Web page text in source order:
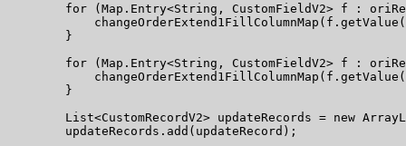
for (Map.Entry<String, CustomFieldV2> f :
        }
for (Map.Entry<String, CustomFieldV2> f :
        }
List<CustomRecordV2> updateRecords = new
        updateRecords.add(updateRecord);